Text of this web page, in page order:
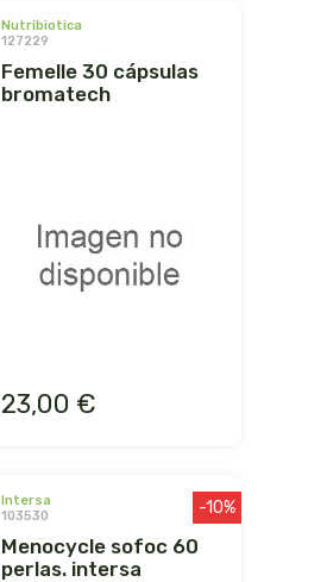
nutribiotica
127229
femelle 30 cápsulas
bromatech
23,00 €
intersa
103530
menocycle sofoc 60
perlas. intersa
-10%